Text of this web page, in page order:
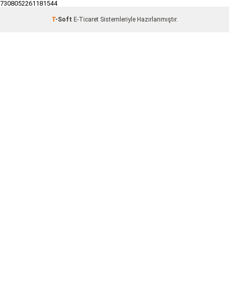
7308052261181544
T-Soft E-TicaretSistemleriyle Hazırlanmıştır.